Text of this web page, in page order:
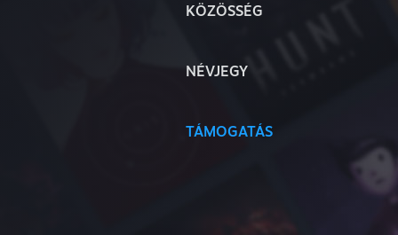
KÖZÖSSÉG
NÉVJEGY
TÁMOGATÁS